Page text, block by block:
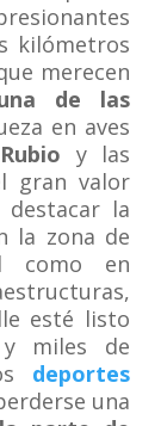
kilómetros
merecen
de las
en aves
y las
gran valor
la
la zona de
como en
esté listo
miles de
deportes
una